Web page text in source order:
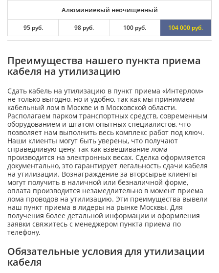
Алюминиевый неочищенный
95 руб. 98 руб. 100 руб. 104 000 руб.
Преимущества нашего пункта приема
кабеля на утилизацию
Сдать кабель на утилизацию в пункт приема «Интерлом»
не только выгодно, но и удобно, так как мы принимаем
кабельный лом в Москве и в Московской области.
Располагаем парком транспортных средств, современным
оборудованием и штатом опытных специалистов, что
позволяет нам выполнить весь комплекс работ под ключ.
Наши клиенты могут быть уверены, что получают
справедливую цену, так как взвешивание лома
производится на электронных весах. Сделка оформляется
документально, это гарантирует легальность сдачи кабеля
на утилизации. Вознаграждение за вторсырье клиенты
могут получить в наличной или безналичной форме,
оплата производится незамедлительно в момент приема
лома проводов на утилизацию. Эти преимущества вывели
наш пункт приема в лидеры на рынке Москвы. Для
получения более детальной информации и оформления
заявки свяжитесь с менеджером пункта приема по
телефону.
Обязательные условия для утилизации
кабеля